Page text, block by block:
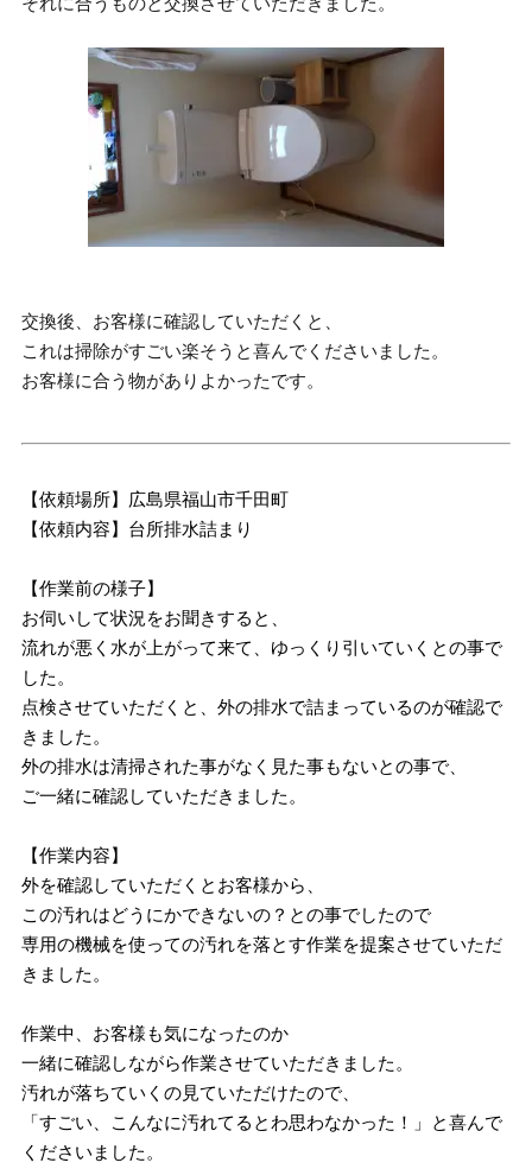
交換後、お客様に確認していただくと、
これは掃除がすごい楽そうと喜んでくださいました。
お客様に合う物がありよかったです。
【依頼場所】広島県福山市千田町
【依頼内容】台所排水詰まり
【作業前の様子】
お伺いして状況をお聞きすると、
流れが悪く水が上がって来て、ゆっくり引いていくとの事で
した。
点検させていただくと、外の排水で詰まっているのが確認で
きました。
外の排水は清掃された事がなく見た事もないとの事で、
ご一緒に確認していただきました。
【作業内容】
外を確認していただくとお客様から、
この汚れはどうにかできないの？との事でしたので
専用の機械を使っての汚れを落とす作業を提案させていただ
きました。
作業中、お客様も気になったのか
一緒に確認しながら作業させていただきました。
汚れが落ちていくの見ていただけたので、
「すごい、こんなに汚れてるとわ思わなかった！」と喜んで
くださいました。